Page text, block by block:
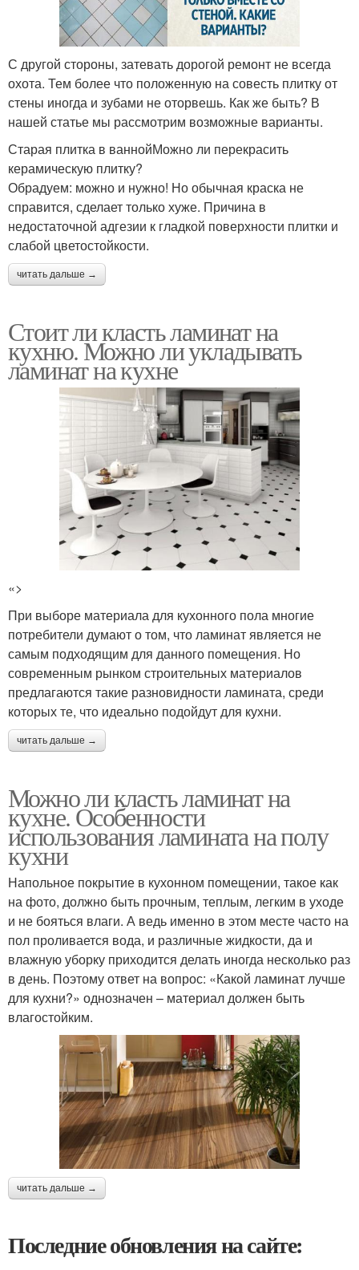
С другой стороны, затевать дорогой ремонт не всегда
охота. Тем более что положенную на совесть плитку от
стены иногда и зубами не оторвешь. Как же быть? В
нашей статье мы рассмотрим возможные варианты.
Старая плитка в ваннойМожно ли перекрасить
керамическую плитку?
Обрадуем: можно и нужно! Но обычная краска не
справится, сделает только хуже. Причина в
недостаточной адгезии к гладкой поверхности плитки и
слабой цветостойкости.
читать дальше →
Стоит ли класть ламинат на
кухню. Можно ли укладывать
ламинат на кухне
«>
При выборе материала для кухонного пола многие
потребители думают о том, что ламинат является не
самым подходящим для данного помещения. Но
современным рынком строительных материалов
предлагаются такие разновидности ламината, среди
которых те, что идеально подойдут для кухни.
читать дальше →
Можно ли класть ламинат на
кухне. Особенности
использования ламината на полу
кухни
Напольное покрытие в кухонном помещении, такое как
на фото, должно быть прочным, теплым, легким в уходе
и не бояться влаги. А ведь именно в этом месте часто на
пол проливается вода, и различные жидкости, да и
влажную уборку приходится делать иногда несколько раз
в день. Поэтому ответ на вопрос: «Какой ламинат лучше
для кухни?» однозначен – материал должен быть
влагостойким.
читать дальше →
Последние обновления на сайте: